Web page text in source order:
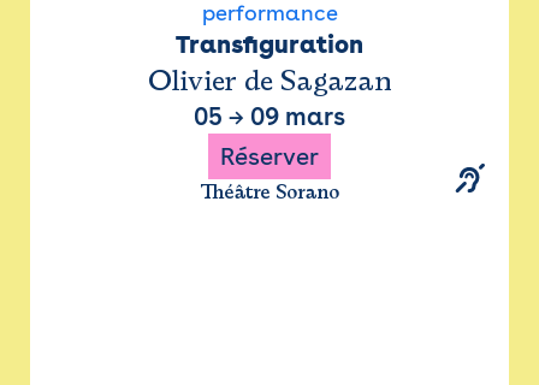
performance
Transfiguration
Olivier de Sagazan
05 → 09 mars
Réserver
Théâtre Sorano